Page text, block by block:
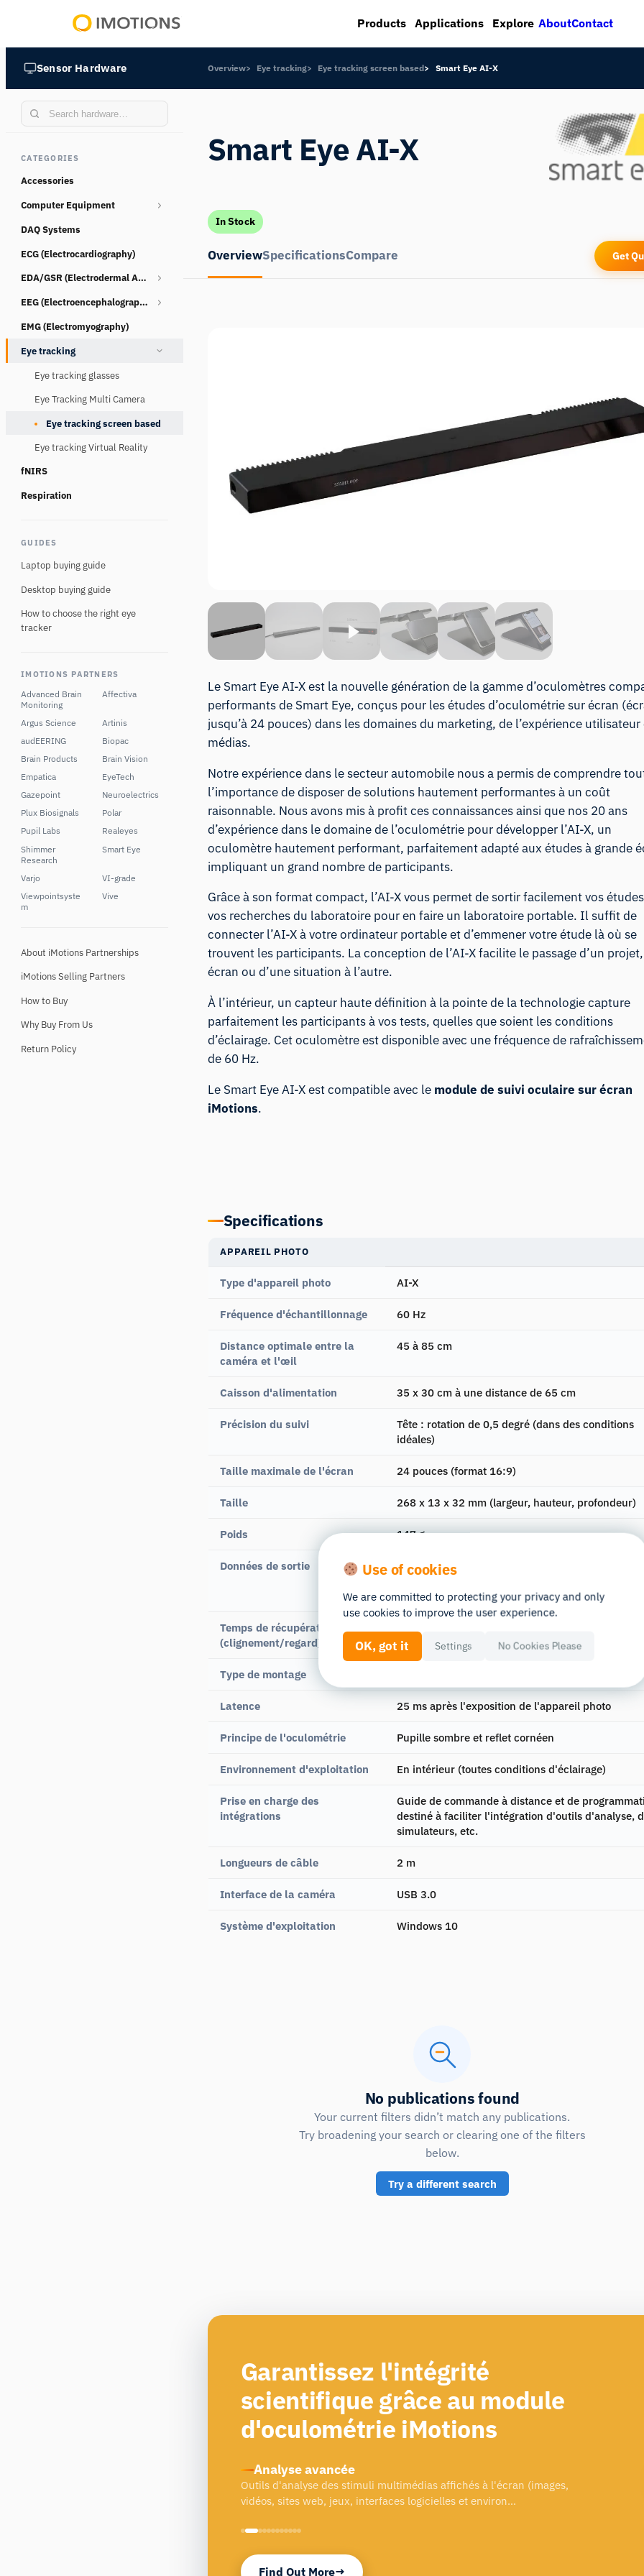
Products Applications Explore AboutContact
Sensor Hardware
CATEGORIES
Accessories
Computer Equipment
Webcams
DAQ Systems
ECG (Electrocardiography)
EDA/GSR (Electrodermal Activity)
Consumables EEG (Electroencephalography)
Consumables
EMG (Electromyography)
Eye tracking
Eye tracking glasses
Eye Tracking Multi Camera
Eye tracking screen based
Eye tracking Virtual Reality
fNIRS
Respiration
GUIDES
Laptop buying guide
Desktop buying guide
How to choose the right eye
tracker
IMOTIONS PARTNERS
Advanced Brain
Monitoring
Affectiva
Argus Science
Artinis
audEERING
Biopac
Brain Products
Brain Vision
Empatica
EyeTech
Gazepoint
Neuroelectrics
Plux Biosignals
Polar
Pupil Labs
Realeyes
Shimmer
Research
Smart Eye
Varjo
VI-grade
Viewpointsyste
m
Vive
About iMotions Partnerships
iMotions Selling Partners
How to Buy
Why Buy From Us
Return Policy
Overview Eye tracking Eye tracking screen based Smart Eye AI-X
Smart Eye AI-X
In Stock
OverviewSpecificationsCompare Get
Le Smart Eye AI-X est la nouvelle génération de la gamme d’oculomètres
performants de Smart Eye, conçus pour les études d’oculométrie sur écran
jusqu’à 24 pouces) dans les domaines du marketing, de l’expérience utilisateur
médias.
Notre expérience dans le secteur automobile nous a permis de comprendre
l’importance de disposer de solutions hautement performantes à un coût
raisonnable. Nous avons mis à profit ces connaissances ainsi que nos 20 ans
d’expérience dans le domaine de l’oculométrie pour développer l’AI-X, un
oculomètre hautement performant, parfaitement adapté aux études à grande
impliquant un grand nombre de participants.
Grâce à son format compact, l’AI-X vous permet de sortir facilement vos
vos recherches du laboratoire pour en faire un laboratoire portable. Il suffit de
connecter l’AI-X à votre ordinateur portable et d’emmener votre étude là où se
trouvent les participants. La conception de l’AI-X facilite le passage d’un projet,
écran ou d’une situation à l’autre.
À l’intérieur, un capteur haute définition à la pointe de la technologie capture
parfaitement les participants à vos tests, quelles que soient les conditions
d’éclairage. Cet oculomètre est disponible avec une fréquence de
de 60 Hz.
Le Smart Eye AI-X est compatible avec le module de suivi oculaire sur écran
iMotions.
Specifications
APPAREIL PHOTO
Type d'appareil photo AI-X
Fréquence d'échantillonnage 60 Hz
Distance optimale entre la
caméra et l'œil
45 à 85 cm
Caisson d'alimentation 35 x 30 cm à une distance de 65 cm
Précision du suivi
Tête : rotation de 0,5 degré (dans des conditions
idéales)
Taille maximale de l'écran 24 pouces (format 16:9)
Taille 268 x 13 x 32 mm (largeur, hauteur, profondeur)
Poids 147 g
Données de sortie
Point de regard, diamètre de la pupille,
binoculaires avec indice de qualité associé
Temps de récupération
(clignement/regard)
Type de montage
Latence 25 ms après l'exposition de l'appareil photo
Principe de l'oculométrie Pupille sombre et reflet cornéen
Environnement d'exploitation En intérieur (toutes conditions d'éclairage)
Prise en charge des
intégrations
Guide de commande à distance et de
destiné à faciliter l'intégration d'outils d'analyse,
simulateurs, etc.
Longueurs de câble 2 m
Interface de la caméra USB 3.0
Système d'exploitation Windows 10
No publications found
Your current filters didn’t match any publications.
Try broadening your search or clearing one of the filters
below.
Try a different search
Garantissez l'intégrité
scientifique grâce au module
d'oculométrie iMotions
Analyse avancée
Outils d'analyse des stimuli multimédias affichés à l'écran (images,
vidéos, sites web, jeux, interfaces logicielles et environ…
Find Out More
Use of cookies
We are committed to protecting your privacy and only
use cookies to improve the user experience.
OK, got it Settings No Cookies Please